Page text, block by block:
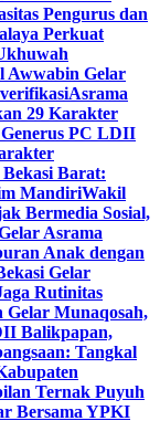
Pengurus dan
Perkuat
Awwabin Gelar
Asrama
29 Karakter
PC LDII
Barat:
MandiriWakil
Bermedia Sosial,
Asrama
Anak dengan
Gelar
Rutinitas
Munaqosah,
Balikpapan,
Tangkal
Ternak Puyuh
Bersama YPKI